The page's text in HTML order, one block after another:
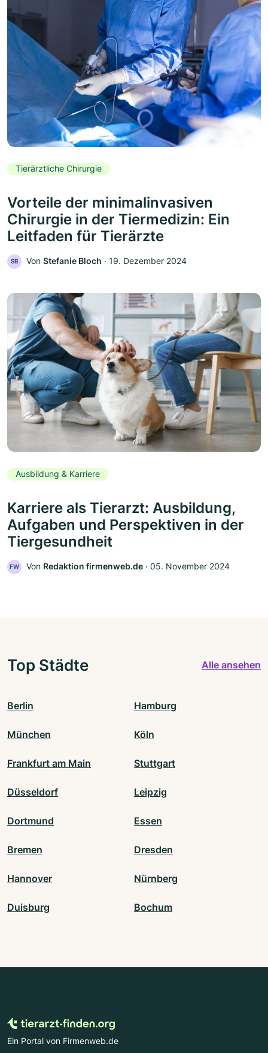
Tierärztliche Chirurgie
Vorteile der minimalinvasiven
Chirurgie in der Tiermedizin: Ein
Leitfaden für Tierärzte
SB Von Stefanie Bloch ‧ 19. Dezember 2024
Ausbildung & Karriere
Karriere als Tierarzt: Ausbildung,
Aufgaben und Perspektiven in der
Tiergesundheit
FW Von Redaktion firmenweb.de ‧ 05. November 2024
Top Städte Alle ansehen
Berlin Hamburg
München Köln
Frankfurt am Main Stuttgart
Düsseldorf Leipzig
Dortmund Essen
Bremen Dresden
Hannover Nürnberg
Duisburg Bochum
Ein Portal von Firmenweb.de